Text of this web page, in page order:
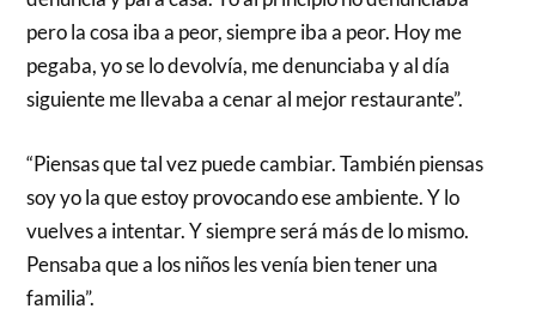
pero la cosa iba a peor, siempre iba a peor. Hoy me
pegaba, yo se lo devolvía, me denunciaba y al día
siguiente me llevaba a cenar al mejor restaurante”.
“Piensas que tal vez puede cambiar. También piensas
soy yo la que estoy provocando ese ambiente. Y lo
vuelves a intentar. Y siempre será más de lo mismo.
Pensaba que a los niños les venía bien tener una
familia”.